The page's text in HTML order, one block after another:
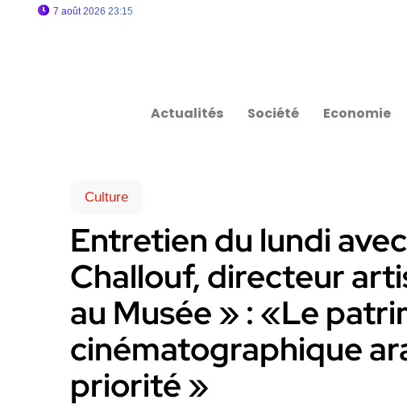
7 août 2026 23:15
Actualités Société Economie
Culture
Entretien du lundi
Challouf, directeur
au Musée » : «Le
cinématographique
priorité »